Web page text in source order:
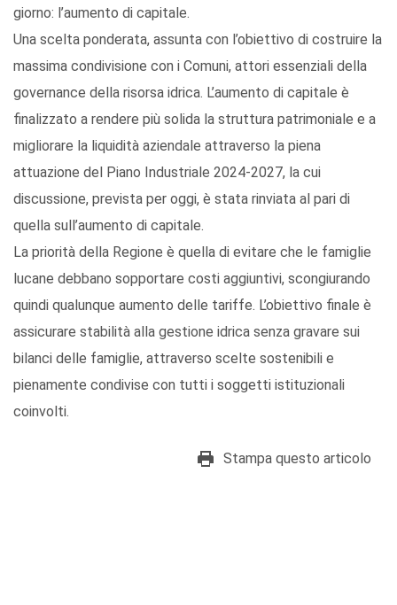
giorno: l’aumento di capitale.
Una scelta ponderata, assunta con l’obiettivo di costruire la
massima condivisione con i Comuni, attori essenziali della
governance della risorsa idrica. L’aumento di capitale è
finalizzato a rendere più solida la struttura patrimoniale e a
migliorare la liquidità aziendale attraverso la piena
attuazione del Piano Industriale 2024-2027, la cui
discussione, prevista per oggi, è stata rinviata al pari di
quella sull’aumento di capitale.
La priorità della Regione è quella di evitare che le famiglie
lucane debbano sopportare costi aggiuntivi, scongiurando
quindi qualunque aumento delle tariffe. L’obiettivo finale è
assicurare stabilità alla gestione idrica senza gravare sui
bilanci delle famiglie, attraverso scelte sostenibili e
pienamente condivise con tutti i soggetti istituzionali
coinvolti.
Stampa questo articolo